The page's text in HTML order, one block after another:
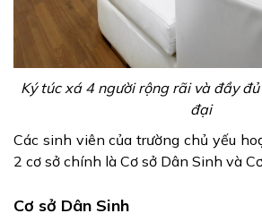
Ký túc xá 4 người rộng rãi và đầy
đại
Các sinh viên của trường chủ yếu
2 cơ sở chính là Cơ sở Dân Sinh và
Cơ sở Dân Sinh